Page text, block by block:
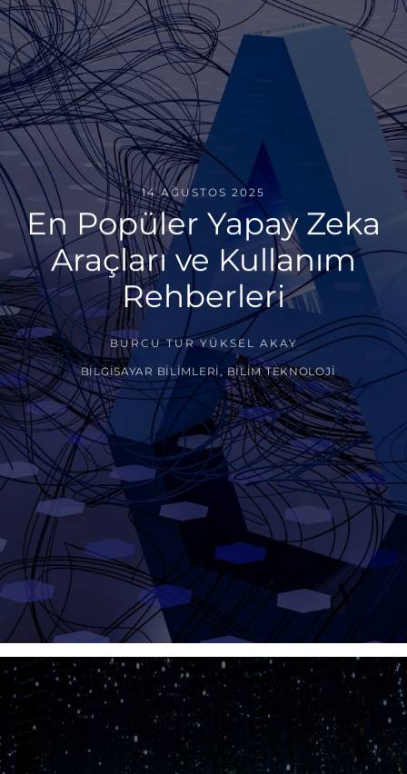
14 AĞUSTOS 2025
En Popüler Yapay Zeka
Araçları ve Kullanım
Rehberleri
BURCU TUR YÜKSEL AKAY
BILGISAYAR BILIMLERI, BILIM TEKNOLOJI